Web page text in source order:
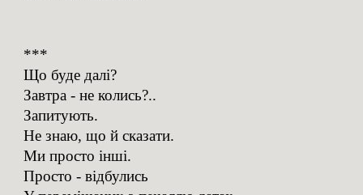
***
Що буде далі?
Завтра - не колись?..
Запитують.
Не знаю, що й сказати.
Ми просто інші.
Просто - відбулись